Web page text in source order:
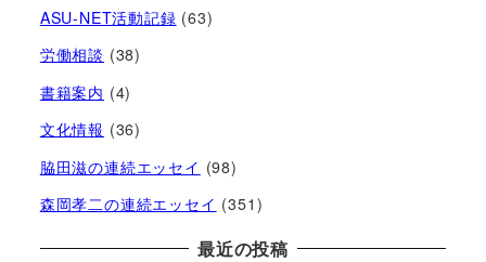
ASU-NET活動記録 (63)
労働相談 (38)
書籍案内 (4)
文化情報 (36)
脇田滋の連続エッセイ (98)
森岡孝二の連続エッセイ (351)
最近の投稿